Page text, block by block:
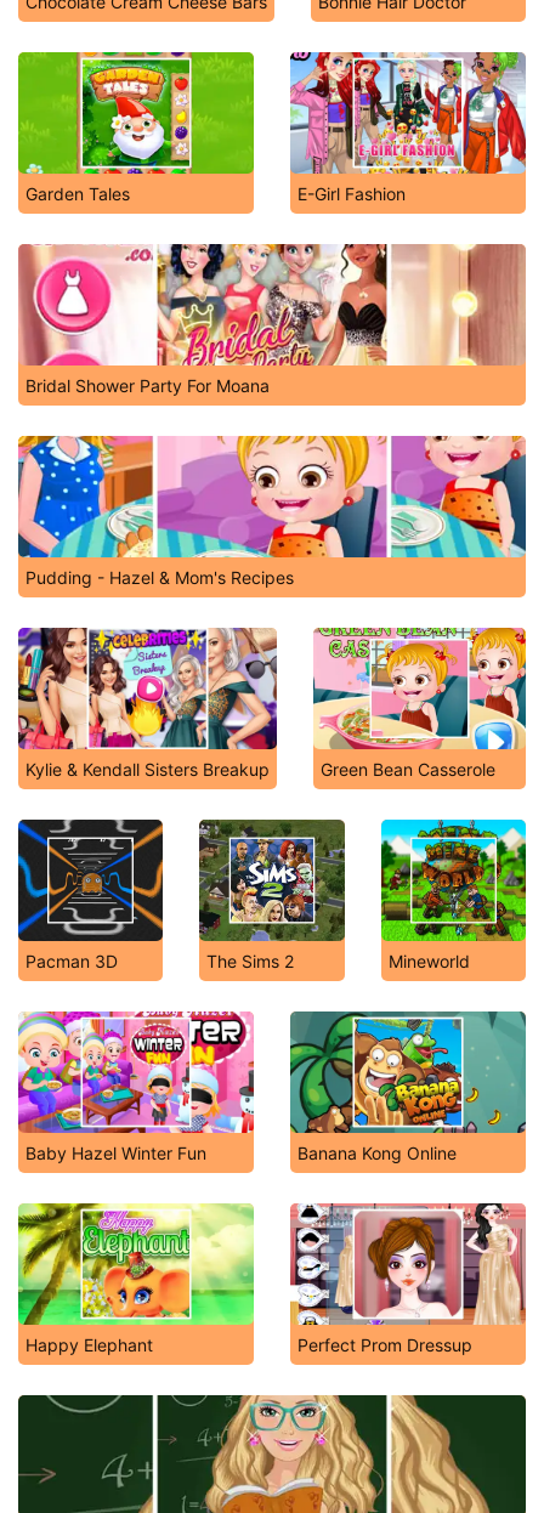
Garden Tales E-Girl Fashion
Bridal Shower Party For Moana
Pudding - Hazel & Mom's Recipes
Kylie & Kendall Sisters Breakup Green Bean Casserole
Pacman 3D The Sims 2 Mineworld
Baby Hazel Winter Fun Banana Kong Online
Happy Elephant Perfect Prom Dressup